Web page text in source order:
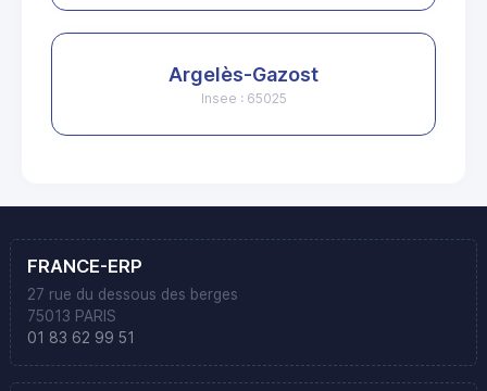
Argelès-Gazost
Insee : 65025
FRANCE-ERP
27 rue du dessous des berges
75013 PARIS
01 83 62 99 51